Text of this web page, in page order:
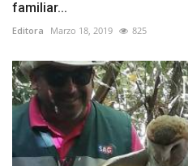
familiar...
Editora Marzo 18, 2019 825